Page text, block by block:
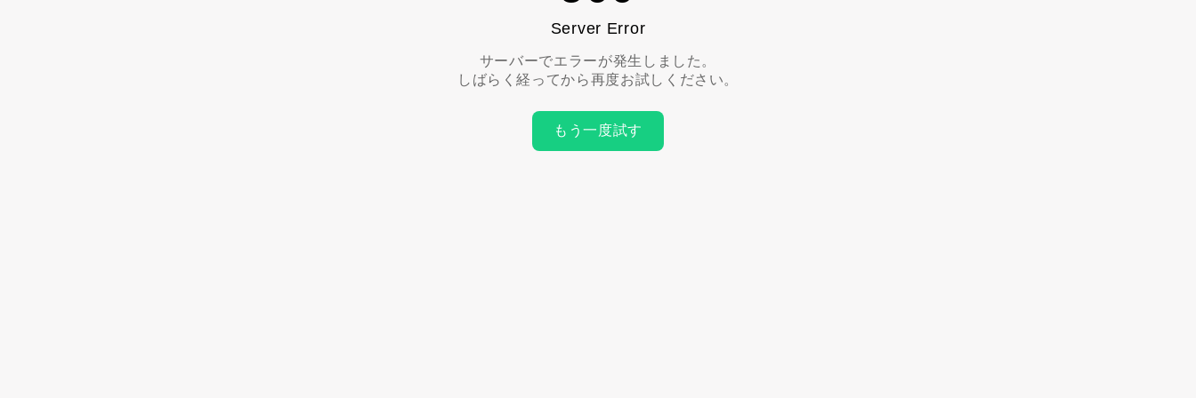
Server Error
サーバーでエラーが発生しました。
しばらく経ってから再度お試しください。
もう一度試す